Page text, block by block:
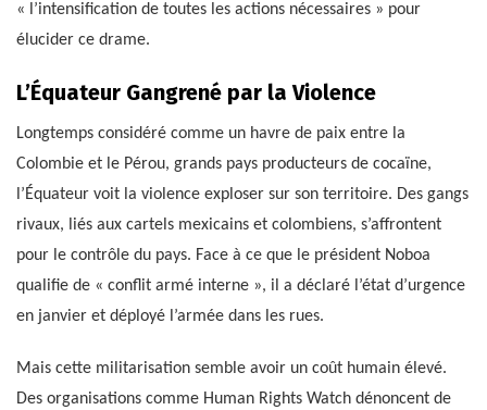
« l’intensification de toutes les actions nécessaires » pour
élucider ce drame.
L’Équateur Gangrené par la Violence
Longtemps considéré comme un havre de paix entre la
Colombie et le Pérou, grands pays producteurs de cocaïne,
l’Équateur voit la violence exploser sur son territoire. Des gangs
rivaux, liés aux cartels mexicains et colombiens, s’affrontent
pour le contrôle du pays. Face à ce que le président Noboa
qualifie de « conflit armé interne », il a déclaré l’état d’urgence
en janvier et déployé l’armée dans les rues.
Mais cette militarisation semble avoir un coût humain élevé.
Des organisations comme Human Rights Watch dénoncent de